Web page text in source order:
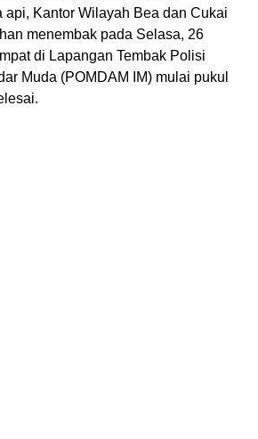
api, Kantor Wilayah Bea dan Cukai
menembak pada Selasa, 26
di Lapangan Tembak Polisi
Muda (POMDAM IM) mulai pukul